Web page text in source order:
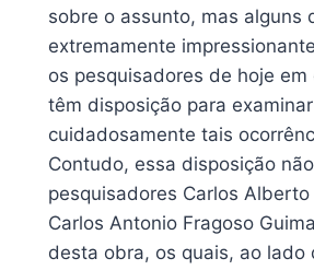
sobre o assunto, mas alguns
extremamente
os pesquisadores de hoje
têm disposição para examinar
cuidadosamente tais
Contudo, essa disposição
pesquisadores Carlos Alberto
Carlos Antonio Fragoso
desta obra, os quais, ao lado